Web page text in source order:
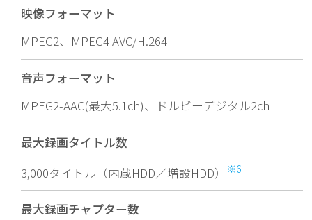
映像フォーマット
MPEG2、MPEG4 AVC/H.264
音声フォーマット
MPEG2-AAC(最大5.1ch)、ドルビーデジタル2ch
最大録画タイトル数
3,000タイトル（内蔵HDD／増設HDD）
※6
最大録画チャプター数